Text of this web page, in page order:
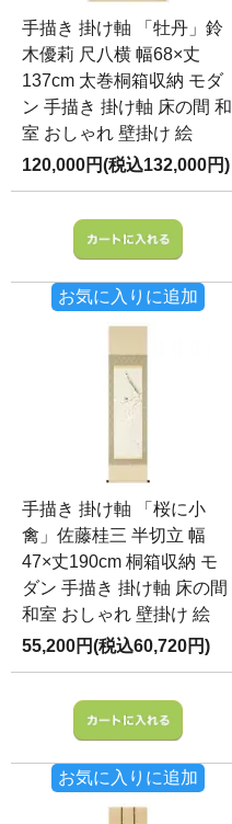
手描き 掛け軸 「牡丹」鈴
木優莉 尺八横 幅68×丈
137cm 太巻桐箱収納 モダ
ン 手描き 掛け軸 床の間 和
室 おしゃれ 壁掛け 絵
120,000円(税込132,000円)
お気に入りに追加
手描き 掛け軸 「桜に小
禽」佐藤桂三 半切立 幅
47×丈190cm 桐箱収納 モ
ダン 手描き 掛け軸 床の間
和室 おしゃれ 壁掛け 絵
55,200円(税込60,720円)
お気に入りに追加